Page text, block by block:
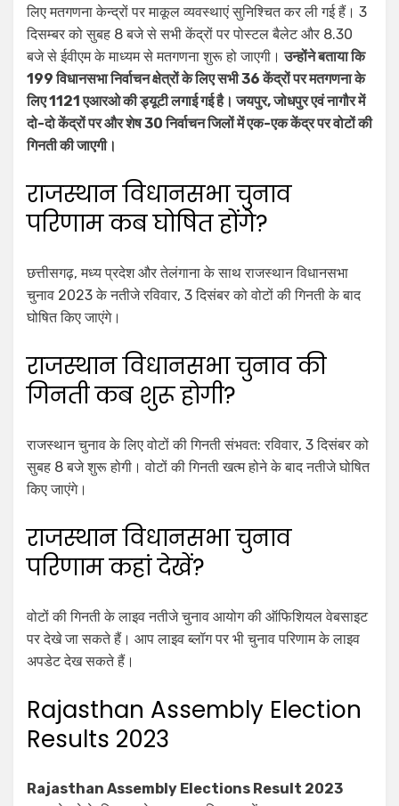
लिए मतगणना केन्द्रों पर माकूल व्यवस्थाएं सुनिश्चित कर ली गई हैं। 3
दिसम्बर को सुबह 8 बजे से सभी केंद्रों पर पोस्टल बैलेट और 8.30
बजे से ईवीएम के माध्यम से मतगणना शुरू हो जाएगी।उन्होंने बताया कि
199 विधानसभा निर्वाचन क्षेत्रों के लिए सभी 36 केंद्रों पर मतगणना के
लिए 1121 एआरओ की ड्यूटी लगाई गई है। जयपुर, जोधपुर एवं नागौर में
दो-दो केंद्रों पर और शेष 30 निर्वाचन जिलों में एक-एक केंद्र पर वोटों की
गिनती की जाएगी।
राजस्थान विधानसभा चुनाव
परिणाम कब घोषित होंगे?
छत्तीसगढ़, मध्य प्रदेश और तेलंगाना के साथ राजस्थान विधानसभा
चुनाव 2023 के नतीजे रविवार, 3 दिसंबर को वोटों की गिनती के बाद
घोषित किए जाएंगे।
राजस्थान विधानसभा चुनाव की
गिनती कब शुरू होगी?
राजस्थान चुनाव के लिए वोटों की गिनती संभवत: रविवार, 3 दिसंबर को
सुबह 8 बजे शुरू होगी। वोटों की गिनती खत्म होने के बाद नतीजे घोषित
किए जाएंगे।
राजस्थान विधानसभा चुनाव
परिणाम कहां देखें?
वोटों की गिनती के लाइव नतीजे चुनाव आयोग की ऑफिशियल वेबसाइट
पर देखे जा सकते हैं। आप लाइव ब्लॉग पर भी चुनाव परिणाम के लाइव
अपडेट देख सकते हैं।
Rajasthan Assembly Election
Results 2023
Rajasthan Assembly Elections Result 2023